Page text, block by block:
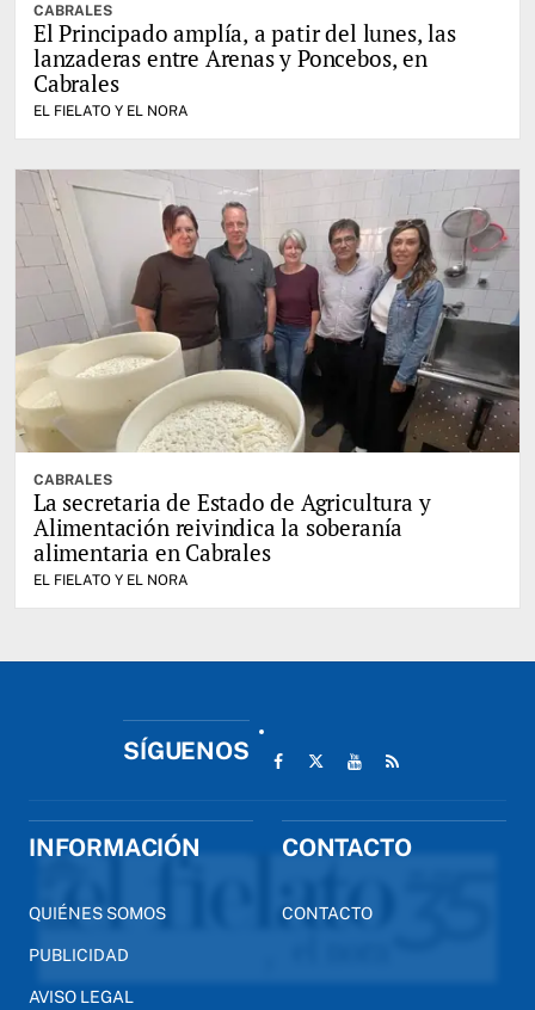
CABRALES
El Principado amplía, a patir del lunes, las
lanzaderas entre Arenas y Poncebos, en
Cabrales
EL FIELATO Y EL NORA
CABRALES
La secretaria de Estado de Agricultura y
Alimentación reivindica la soberanía
alimentaria en Cabrales
EL FIELATO Y EL NORA
SÍGUENOS
INFORMACIÓN
QUIÉNES SOMOS
PUBLICIDAD
AVISO LEGAL
CONTACTO
CONTACTO